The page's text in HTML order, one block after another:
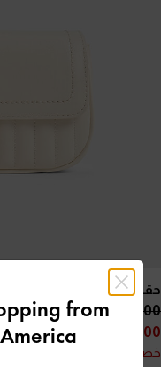
حقيبة ميني دونا بتصميم
375.00 QAR
250.00 QAR
خصم 33%
from